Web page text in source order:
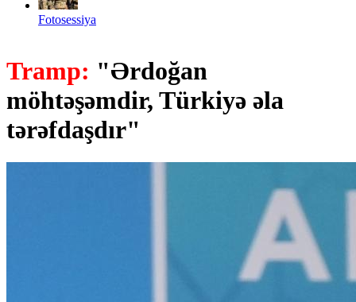
Fotosessiya
Tramp: "Ərdoğan
möhtəşəmdir, Türkiyə əla
tərəfdaşdır"